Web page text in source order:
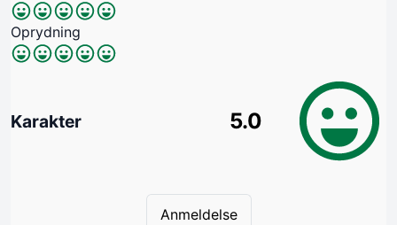
Oprydning
Karakter 5.0
Anmeldelse